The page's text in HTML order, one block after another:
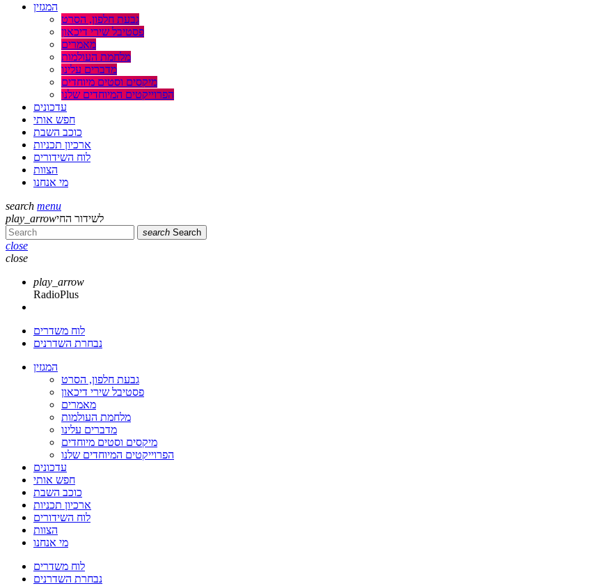
המגזין
גבעת חלפון, הסרט
פסטיבל שירי דיכאון
מאמרים
מלחמת העולמות
מדברים עלינו
מיקסים וסטים מיוחדים
הפרוייקטים המיוחדים שלנו
עדכונים
חפש אותי
כוכב השבת
ארכיון תכניות
לוח השידורים
הצוות
מי אנחנו
search menu
play_arrowלשידור החי
search Search
close
close
play_arrow
RadioPlus
לוח משדרים
נבחרת השדרנים
המגזין
גבעת חלפון, הסרט
פסטיבל שירי דיכאון
מאמרים
מלחמת העולמות
מדברים עלינו
מיקסים וסטים מיוחדים
הפרוייקטים המיוחדים שלנו
עדכונים
חפש אותי
כוכב השבת
ארכיון תכניות
לוח השידורים
הצוות
מי אנחנו
לוח משדרים
נבחרת השדרנים